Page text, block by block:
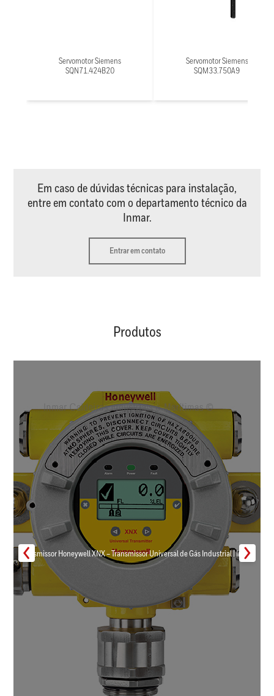
Servomotor Siemens
SQN71.424B20
Servomotor Siemens
SQM33.750A9
Em caso de dúvidas técnicas para instalação,
entre em contato com o departamento técnico da
Inmar.
Entrar em contato
Produtos
Transmissor Honeywell XNX – Transmissor Universal de Gás Industrial | Inmar